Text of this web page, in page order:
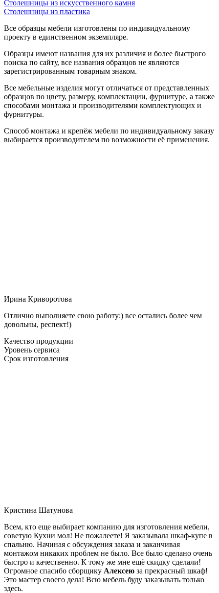
Столешницы из искусственного камня
Столешницы из пластика
Все образцы мебели изготовлены по индивидуальному
проекту в единственном экземпляре.
Образцы имеют названия для их различия и более быстрого
поиска по сайту, все названия образцов не являются
зарегистрированным товарным знаком.
Все мебельные изделия могут отличаться от представленных
образцов по цвету, размеру, комплектации, фурнитуре, а также
способами монтажа и производителями комплектующих и
фурнитуры.
Способ монтажа и крепёж мебели по индивидуальному заказу
выбирается производителем по возможности её применения.
Ирина Криворотова
Отлично выполняете свою работу:) все остались более чем
довольны, респект!)
Качество продукции
Уровень сервиса
Срок изготовления
Кристина Шатунова
Всем, кто еще выбирает компанию для изготовления мебели,
советую Кухни мол! Не пожалеете! Я заказывала шкаф-купе в
спальню. Начиная с обсуждения заказа и заканчивая
монтажом никаких проблем не было. Все было сделано очень
быстро и качественно. К тому же мне ещё скидку сделали!
Огромное спасибо сборщику Алексею за прекрасный шкаф!
Это мастер своего дела! Всю мебель буду заказывать только
здесь.